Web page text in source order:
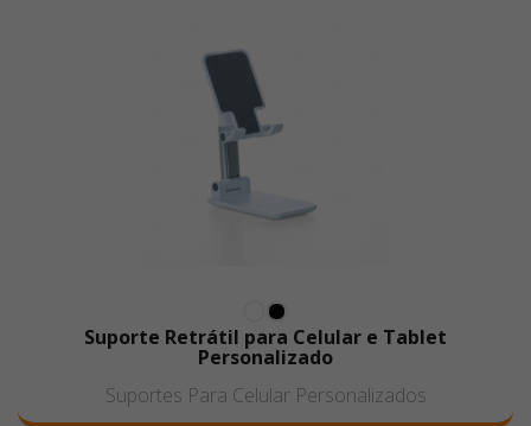
Suporte Retrátil para Celular e Tablet
Personalizado
Suportes Para Celular Personalizados